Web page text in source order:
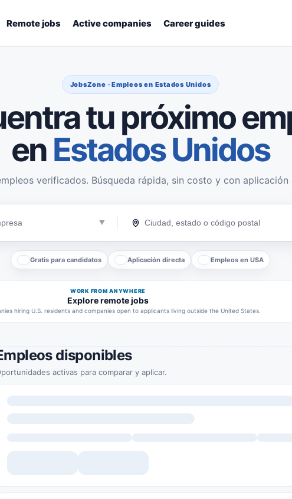
Remote jobs Active companies Career guides
JobsZone · Empleos en Estados Unidos
tu próximo
en Estados Unidos
verificados. Búsqueda rápida, sin costo y con aplicación
Gratis para candidatos Aplicación directa Empleos en USA
WORK FROM ANYWHERE
Explore remote jobs
hiring U.S. residents and companies open to applicants living outside the United States.
disponibles
activas para comparar y aplicar.